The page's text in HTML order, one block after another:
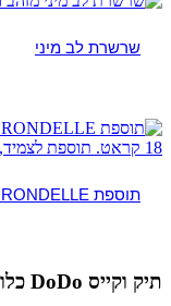
שרשרת לב מיני
תוספת RONDELLE דגם גודל
תיק וקייס DoDo כלול